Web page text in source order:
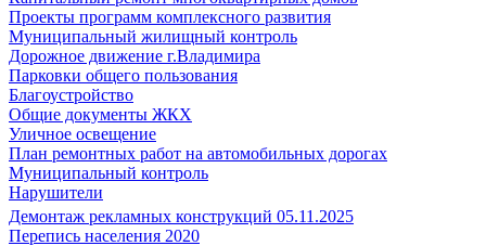
Проекты программ комплексного развития
Муниципальный жилищный контроль
Дорожное движение г.Владимира
Парковки общего пользования
Благоустройство
Общие документы ЖКХ
Уличное освещение
План ремонтных работ на автомобильных дорогах
Муниципальный контроль
Нарушители
Демонтаж рекламных конструкций 05.11.2025
Перепись населения 2020